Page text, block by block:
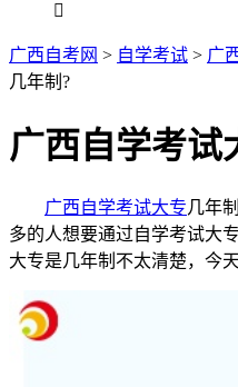

广西自考网 > 自学考试 > 广
几年制?
广西自学考试
广西自学考试大专几年
多的人想要通过自学考试大
大专是几年制不太清楚，今